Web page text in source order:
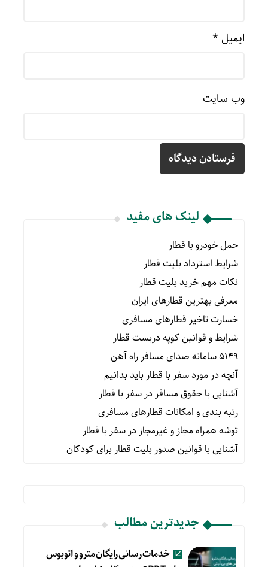
ایمیل *
وب‌ سایت
لینک های مفید
حمل خودرو با قطار
شرایط استرداد بلیت قطار
نکات مهم خرید بلیت قطار
معرفی بهترین قطارهای ایران
خسارت تاخیر قطارهای مسافری
شرایط و قوانین کوپه دربست قطار
۵۱۴۹ سامانه صدای مسافر راه آهن
آنچه در مورد سفر با قطار باید بدانیم
آشنایی با حقوق مسافر در سفر با قطار
رتبه بندی و امکانات قطارهای مسافری
توشه همراه مجاز و غیرمجاز در سفر با قطار
آشنایی با قوانین صدور بلیت قطار برای کودکان
جدیدترین مطالب
خدمات رسانی رایگان مترو و اتوبوس